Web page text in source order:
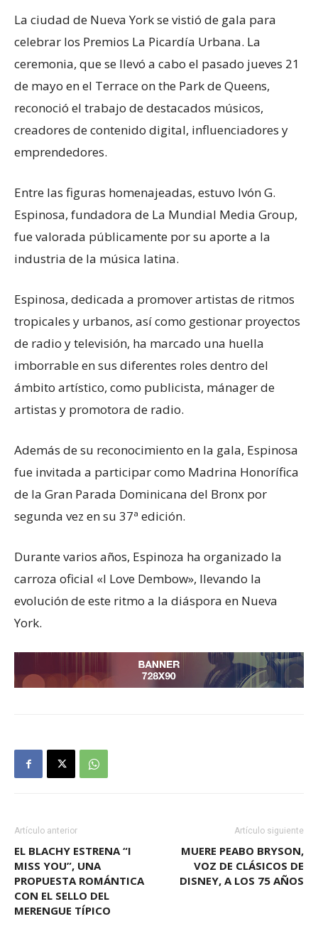
La ciudad de Nueva York se vistió de gala para
celebrar los Premios La Picardía Urbana. La
ceremonia, que se llevó a cabo el pasado jueves 21
de mayo en el Terrace on the Park de Queens,
reconoció el trabajo de destacados músicos,
creadores de contenido digital, influenciadores y
emprendedores.
Entre las figuras homenajeadas, estuvo Ivón G.
Espinosa, fundadora de La Mundial Media Group,
fue valorada públicamente por su aporte a la
industria de la música latina.
Espinosa, dedicada a promover artistas de ritmos
tropicales y urbanos, así como gestionar proyectos
de radio y televisión, ha marcado una huella
imborrable en sus diferentes roles dentro del
ámbito artístico, como publicista, mánager de
artistas y promotora de radio.
Además de su reconocimiento en la gala, Espinosa
fue invitada a participar como Madrina Honorífica
de la Gran Parada Dominicana del Bronx por
segunda vez en su 37ª edición.
Durante varios años, Espinoza ha organizado la
carroza oficial «I Love Dembow», llevando la
evolución de este ritmo a la diáspora en Nueva
York.
Artículo anterior
EL BLACHY ESTRENA “I
MISS YOU”, UNA
PROPUESTA ROMÁNTICA
CON EL SELLO DEL
MERENGUE TÍPICO
Artículo siguiente
MUERE PEABO BRYSON,
VOZ DE CLÁSICOS DE
DISNEY, A LOS 75 AÑOS